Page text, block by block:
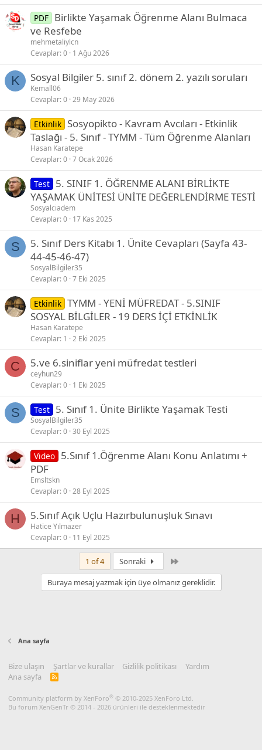
i
PDF Birlikte Yaşamak Öğrenme Alanı Bulmaca
ve Resfebe
mehmetaliylcn
Cevaplar 0 1 Ağu 2026
K Sosyal Bilgiler 5. sınıf 2. dönem 2. yazılı soruları
Kemall06
Cevaplar 0 29 May 2026
Etkinlik Sosyopikto - Kavram Avcıları - Etkinlik
Taslağı - 5. Sınıf - TYMM - Tüm Öğrenme Alanları
Hasan Karatepe
Cevaplar 0 7 Ocak 2026
Test 5. SINIF 1. ÖĞRENME ALANI BİRLİKTE
YAŞAMAK ÜNİTESİ ÜNİTE DEĞERLENDİRME TESTİ
Sosyalciadem
Cevaplar 0 17 Kas 2025
S
5. Sınıf Ders Kitabı 1. Ünite Cevapları (Sayfa 43-
44-45-46-47)
SosyalBilgiler35
Cevaplar 0 7 Eki 2025
Etkinlik TYMM - YENİ MÜFREDAT - 5.SINIF
SOSYAL BİLGİLER - 19 DERS İÇİ ETKİNLİK
Hasan Karatepe
Cevaplar 1 2 Eki 2025
C 5.ve 6.siniflar yeni müfredat testleri
ceyhun29
Cevaplar 0 1 Eki 2025
S Test 5. Sınıf 1. Ünite Birlikte Yaşamak Testi
SosyalBilgiler35
Cevaplar 0 30 Eyl 2025
Video 5.Sınıf 1.Öğrenme Alanı Konu Anlatımı +
PDF
Emsltskn
Cevaplar 0 28 Eyl 2025
H 5.Sınıf Açık Uçlu Hazırbulunuşluk Sınavı
Hatice Yılmazer
Cevaplar 0 11 Eyl 2025
1 of 4 Sonraki
Buraya mesaj yazmak için üye olmanız gereklidir.
Ana sayfa
Bize ulaşın Şartlar ve kurallar Gizlilik politikası
Yardım
Ana sayfa
R
Community platform by XenForo® © 2010-2025 XenForo Ltd.
Bu forum XenGenTr © 2014 - 2026 ürünleri ile desteklenmektedir